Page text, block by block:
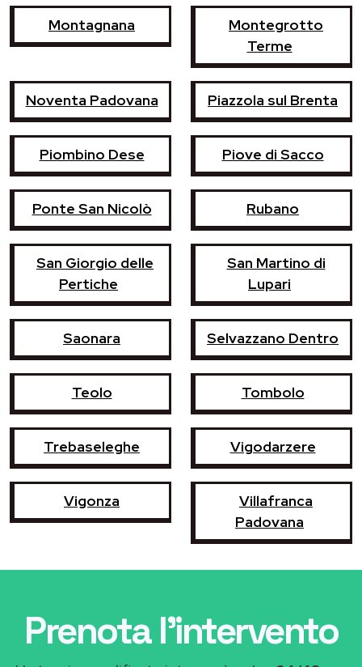
Montagnana
Montegrotto
Terme
Noventa Padovana Piazzola sul Brenta
Piombino Dese Piove di Sacco
Ponte San Nicolò Rubano
San Giorgio delle
Pertiche
San Martino di
Lupari
Saonara Selvazzano Dentro
Teolo Tombolo
Trebaseleghe Vigodarzere
Vigonza
Villafranca
Padovana
Prenota l'intervento